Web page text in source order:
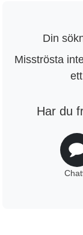
Din
Misströsta
Har du